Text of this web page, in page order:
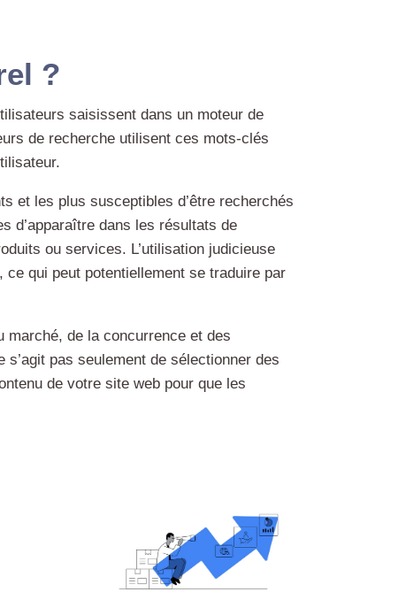
?
saisissent dans un moteur de
de recherche utilisent ces mots-clés
et les plus susceptibles d’être recherchés
d’apparaître dans les résultats de
ou services. L’utilisation judicieuse
qui peut potentiellement se traduire par
marché, de la concurrence et des
pas seulement de sélectionner des
de votre site web pour que les